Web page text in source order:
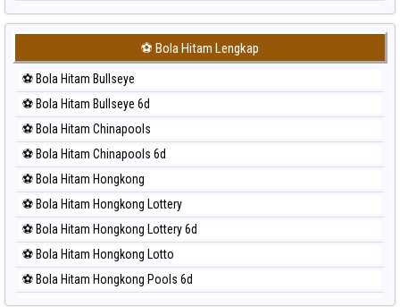
⚽ Bola Merah Japan
⚽ Bola Merah Japan 6d
⚽ Bola Merah Korea
⚽ Bola Merah Kuda Lari
⚽ Bola Merah Magnum Cambodia
⚽ Bola Merah Nagoya
⚽ Bola Merah North Carolina Day
⚽ Bola Merah Pcso
⚽ Bola Merah Sao Paulo
⚽ Bola Merah Singapore
⚽ Bola Merah Sydney
⚽ Bola Merah Sydney Lottery
⚽ Bola Hitam Lengkap
⚽ Bola Hitam Bullseye
⚽ Bola Hitam Bullseye 6d
⚽ Bola Hitam Chinapools
⚽ Bola Hitam Chinapools 6d
⚽ Bola Hitam Hongkong
⚽ Bola Hitam Hongkong Lottery
⚽ Bola Hitam Hongkong Lottery 6d
⚽ Bola Hitam Hongkong Lotto
⚽ Bola Hitam Hongkong Pools 6d
⚽ Bola Hitam Japan